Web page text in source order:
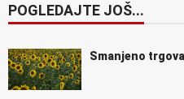
POGLEDAJTE JOŠ...
Smanjeno